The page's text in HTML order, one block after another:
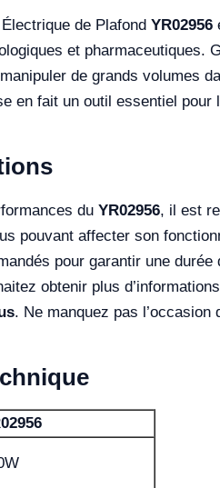
de Plafond YR02956
et pharmaceutiques.
de grands volumes
en fait un outil essentiel
du YR02956, il est
pouvant affecter son
pour garantir une
obtenir plus
. Ne manquez pas